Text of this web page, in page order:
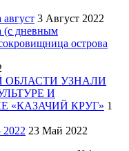
3 Август 2022
(с дневным
острова
УЗНАЛИ
И
«КАЗАЧИЙ КРУГ» 1
2022 23 Май 2022